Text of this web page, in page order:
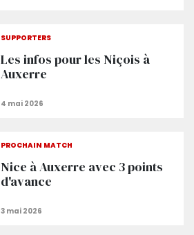
SUPPORTERS
Les infos pour les Niçois à
Auxerre
PROCHAIN MATCH
Nice à Auxerre avec 3 points
d'avance